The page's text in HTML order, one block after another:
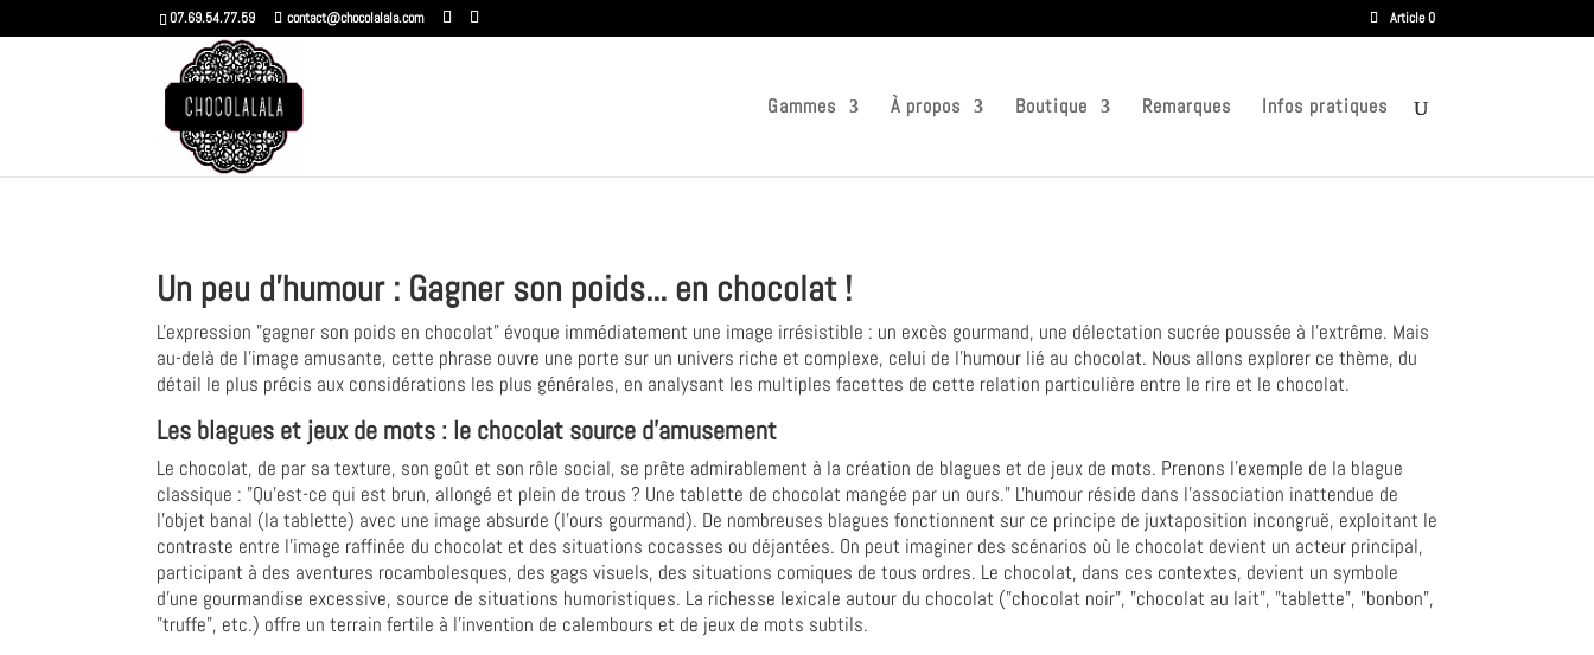
07.69.54.77.59 contact@chocolalala.com Article 0
Gammes À propos Boutique Remarques Infos pratiques
Un peu d'humour : Gagner son poids... en chocolat !
L'expression "gagner son poids en chocolat" évoque immédiatement une image irrésistible : un excès gourmand, une délectation sucrée poussée à l'extrême. Mais
au-delà de l'image amusante, cette phrase ouvre une porte sur un univers riche et complexe, celui de l'humour lié au chocolat. Nous allons explorer ce thème, du
détail le plus précis aux considérations les plus générales, en analysant les multiples facettes de cette relation particulière entre le rire et le chocolat.
Les blagues et jeux de mots : le chocolat source d'amusement
Le chocolat, de par sa texture, son goût et son rôle social, se prête admirablement à la création de blagues et de jeux de mots. Prenons l'exemple de la blague
classique : "Qu'est-ce qui est brun, allongé et plein de trous ? Une tablette de chocolat mangée par un ours." L'humour réside dans l'association inattendue de
l'objet banal (la tablette) avec une image absurde (l'ours gourmand). De nombreuses blagues fonctionnent sur ce principe de juxtaposition incongruë, exploitant le
contraste entre l'image raffinée du chocolat et des situations cocasses ou déjantées. On peut imaginer des scénarios où le chocolat devient un acteur principal,
participant à des aventures rocambolesques, des gags visuels, des situations comiques de tous ordres. Le chocolat, dans ces contextes, devient un symbole
d'une gourmandise excessive, source de situations humoristiques. La richesse lexicale autour du chocolat ("chocolat noir", "chocolat au lait", "tablette", "bonbon",
"truffe", etc.) offre un terrain fertile à l'invention de calembours et de jeux de mots subtils.